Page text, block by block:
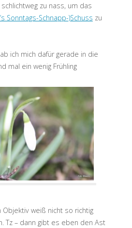
zu nass, um das
Sonntags-Schnapp-)Schuss zu
ich mich dafür gerade in die
mal ein wenig Frühling
Objektiv weiß nicht so richtig
Tz – dann gibt es eben den Ast